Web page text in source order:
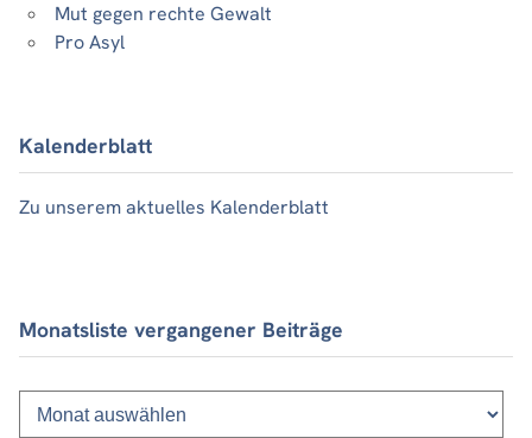
Mut gegen rechte Gewalt
Pro Asyl
Kalenderblatt
Zu unserem aktuelles Kalenderblatt
Monatsliste vergangener Beiträge
Monatsliste
vergangener
Beiträge